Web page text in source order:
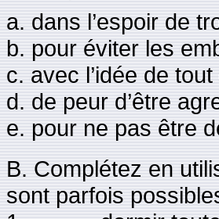
a. dans l’espoir de
b. pour éviter les
c. avec l’idée de
d. de peur d’être
e. pour ne pas être
B. Complétez en
sont parfois